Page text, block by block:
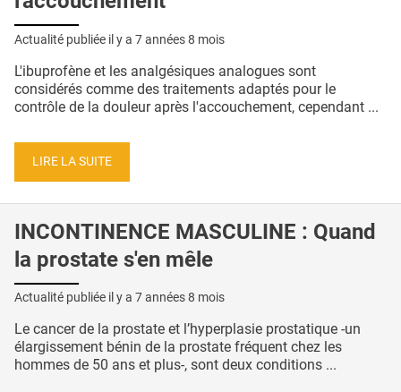
Actualité publiée il y a 7 années 8 mois
L'ibuprofène et les analgésiques analogues sont
considérés comme des traitements adaptés pour le
contrôle de la douleur après l'accouchement, cependant ...
LIRE LA SUITE
INCONTINENCE MASCULINE : Quand
la prostate s'en mêle
Actualité publiée il y a 7 années 8 mois
Le cancer de la prostate et l’hyperplasie prostatique -un
élargissement bénin de la prostate fréquent chez les
hommes de 50 ans et plus-, sont deux conditions ...